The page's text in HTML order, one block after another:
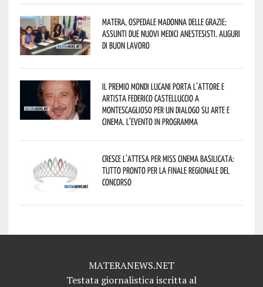
Matera, Ospedale Madonna delle Grazie:
assunti due nuovi medici anestesisti. Auguri
di buon lavoro
Il Premio Mondi Lucani porta l’attore e
artista Federico Castelluccio a
Montescaglioso per un dialogo su arte e
cinema. L’evento in programma
Cresce l’attesa per Miss Cinema Basilicata:
tutto pronto per la finale regionale del
concorso
MATERANEWS.NET
Testata giornalistica iscritta al